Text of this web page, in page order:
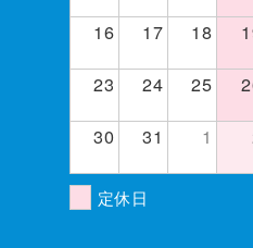
16
17 18
23
24 25
30
31 1
定休日